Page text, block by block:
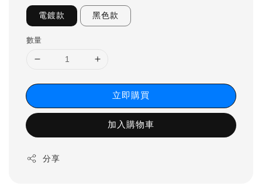
電鍍款 黑色款
數量
立即購買
加入購物車
分享